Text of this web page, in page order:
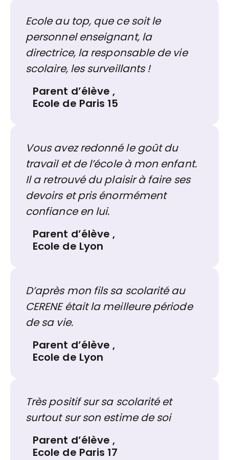
Ecole au top, que ce soit le
personnel enseignant, la
directrice, la responsable de vie
scolaire, les surveillants !
Parent d’élève ,
Ecole de Paris 15
Vous avez redonné le goût du
travail et de l’école à mon enfant.
Il a retrouvé du plaisir à faire ses
devoirs et pris énormément
confiance en lui.
Parent d’élève ,
Ecole de Lyon
D’après mon fils sa scolarité au
CERENE était la meilleure période
de sa vie.
Parent d’élève ,
Ecole de Lyon
Très positif sur sa scolarité et
surtout sur son estime de soi
Parent d’élève ,
Ecole de Paris 17